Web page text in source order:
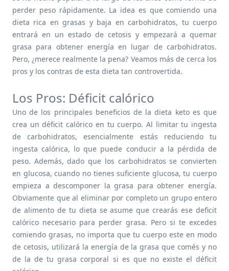
perder peso rápidamente. La idea es que comiendo una
dieta rica en grasas y baja en carbohidratos, tu cuerpo
entrará en un estado de cetosis y empezará a quemar
grasa para obtener energía en lugar de carbohidratos.
Pero, ¿merece realmente la pena? Veamos más de cerca los
pros y los contras de esta dieta tan controvertida.
Los Pros: Déficit calórico
Uno de los principales beneficios de la dieta keto es que
crea un déficit calórico en tu cuerpo. Al limitar tu ingesta
de carbohidratos, esencialmente estás reduciendo tu
ingesta calórica, lo que puede conducir a la pérdida de
peso. Además, dado que los carbohidratos se convierten
en glucosa, cuando no tienes suficiente glucosa, tu cuerpo
empieza a descomponer la grasa para obtener energía.
Obviamente que al eliminar por completo un grupo entero
de alimento de tu dieta se asume que crearás ese deficit
calórico necesario para perder grasa. Pero si te excedes
comiendo grasas, no importa que tu cuerpo este en modo
de cetosis, utilizará la energía de la grasa que comés y no
de la de tu grasa corporal si es que no existe el déficit